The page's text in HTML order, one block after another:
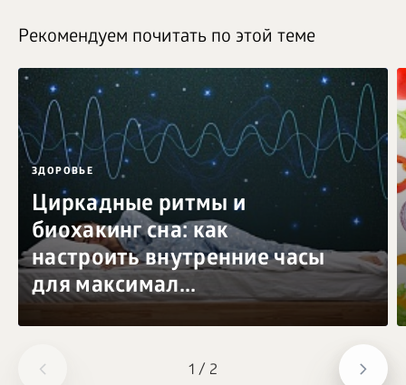
1 / 2
Рекомендуем почитать по этой теме
ЗДОРОВЬЕ
Циркадные ритмы и
биохакинг сна: как
настроить внутренние часы
для максимал...